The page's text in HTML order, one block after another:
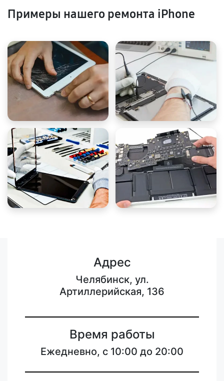
Примеры нашего ремонта iPhone
Адрес
Челябинск, ул.
Артиллерийская, 136
Время работы
Ежедневно, с 10:00 до 20:00